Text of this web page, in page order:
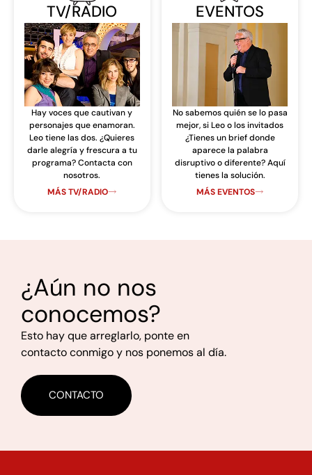
TV/RADIO
Hay voces que cautivan y
personajes que enamoran.
Leo tiene las dos. ¿Quieres
darle alegría y frescura a tu
programa? Contacta con
nosotros.
MÁS TV/RADIO
EVENTOS
No sabemos quién se lo pasa
mejor, si Leo o los invitados
¿Tienes un brief donde
aparece la palabra
disruptivo o diferente? Aquí
tienes la solución.
MÁS EVENTOS
¿Aún no nos
conocemos?
Esto hay que arreglarlo, ponte en
contacto conmigo y nos ponemos al día.
CONTACTO